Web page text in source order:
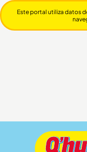
Este portal utiliza datos